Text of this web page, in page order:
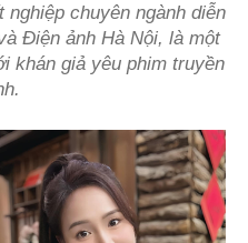
chuyên ngành diễn
Điện ảnh Hà Nội, là một
khán giả yêu phim truyền